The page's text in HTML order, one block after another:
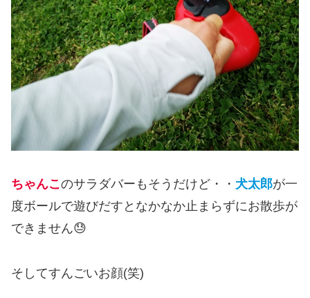
ちゃんこのサラダバーもそうだけど・・ 犬太郎が一
度ボールで遊びだすとなかなか止まらずにお散歩が
できません😓
そしてすんごいお顔(笑)